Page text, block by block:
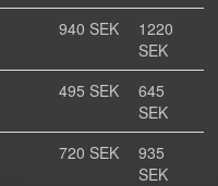
940 SEK
1220
SEK
495 SEK
645
SEK
720 SEK
935
SEK